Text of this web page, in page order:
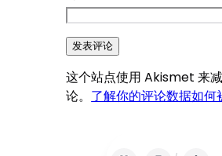
这个站点使用 Akismet 来
论。 了解你的评论数据如何